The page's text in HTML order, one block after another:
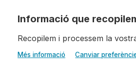
Escola d'Art
Recopilem i processem la
Més informació Canviar